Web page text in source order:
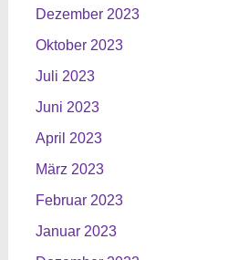
Dezember 2023
Oktober 2023
Juli 2023
Juni 2023
April 2023
März 2023
Februar 2023
Januar 2023